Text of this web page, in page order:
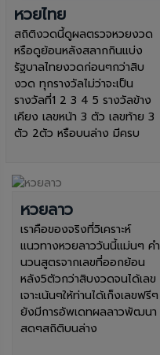
หวยไทย
สถิติงวดนี้ดูผลตรวจหวยงวด
หรือดูย้อนหลังสลากกินแบ่ง
รัฐบาลไทยงวดก่อนๆกว่าสิบ
งวด ทุกรางวัลไม่ว่าจะเป็น
รางวัลที่1 2 3 4 5 รางวัลข้าง
เคียง เลขหน้า 3 ตัว เลขท้าย 3
ตัว 2ตัว หรือบนล่าง มีครบ
หวยลาว
เราคือของจริงที่วิเคราะห์
แนวทางหวยลาววันนี้แม่นๆ คำ
นวนสูตรจากเลขที่ออกย้อน
หลัง5ตัวกว่าสิบงวดจนได้เลข
เจาะเน้นๆให้ท่านได้เก็งเลขฟรีๆ
ยังมีการอัพเดทผลลาวพัฒนา
สดๆสถิติบนล่าง